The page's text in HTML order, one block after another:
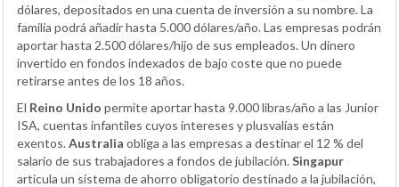
dólares, depositados en una cuenta de inversión a su nombre. La
familia podrá añadir hasta 5.000 dólares/año. Las empresas podrán
aportar hasta 2.500 dólares/hijo de sus empleados. Un dinero
invertido en fondos indexados de bajo coste que no puede
retirarse antes de los 18 años.
El Reino Unido permite aportar hasta 9.000 libras/año a las Junior
ISA, cuentas infantiles cuyos intereses y plusvalías están
exentos.Australia obliga a las empresas a destinar el 12 % del
salario de sus trabajadores a fondos de jubilación.Singapur
articula un sistema de ahorro obligatorio destinado a la jubilación,